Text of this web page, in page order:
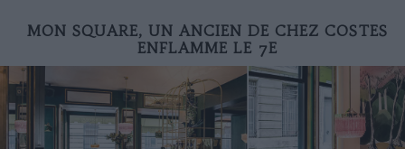
MON SQUARE, UN ANCIEN DE CHEZ COSTES
ENFLAMME LE 7E